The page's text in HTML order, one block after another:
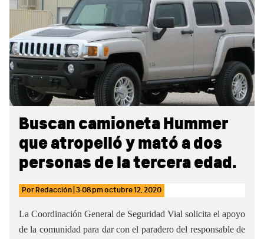
Buscan camioneta Hummer
que atropelló y mató a dos
personas de la tercera edad.
Por Redacción 3:08 pmoctubre 12, 2020
La Coordinación General de Seguridad Vial solicita el apoyo
de la comunidad para dar con el paradero del responsable de
Sidebar